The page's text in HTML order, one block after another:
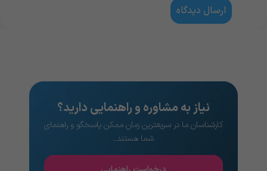
نیاز به مشاوره و راهنمایی دارید؟
کارشناسان ما در سریعترین زمان ممکن پاسخگو و راهنمای
شما هستند..